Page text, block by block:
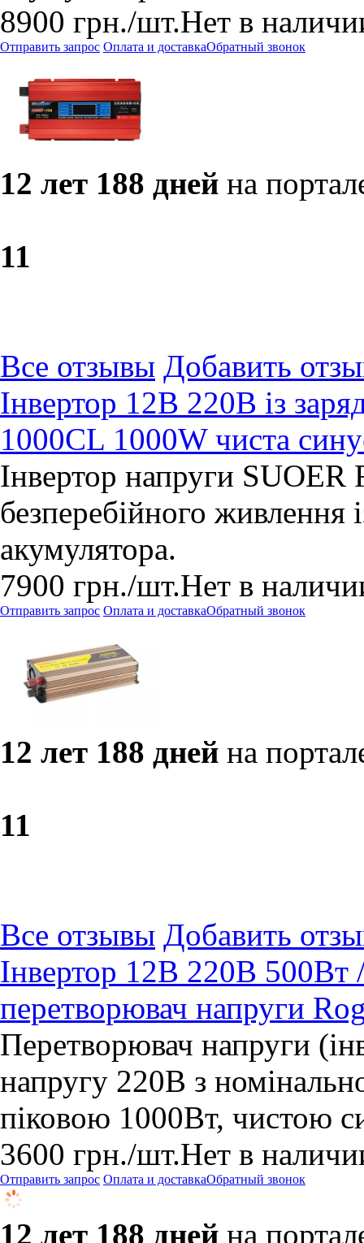
8900 грн./шт.Нет в
Отправить запрос Оплата и доставкаОбратный звонок
12 лет 188 дней на
11
Все отзывы Добавить
Інвертор 12В 220В із
1000CL 1000W чиста
Інвертор напруги
безперебійного живлення
акумулятора.
7900 грн./шт.Нет в
Отправить запрос Оплата и доставкаОбратный звонок
12 лет 188 дней на
11
Все отзывы Добавить
Інвертор 12В 220В 500Вт
перетворювач напруги
Перетворювач напруги
напругу 220В з
піковою 1000Вт, чистою
3600 грн./шт.Нет в
Отправить запрос Оплата и доставкаОбратный звонок
12 лет 188 дней на